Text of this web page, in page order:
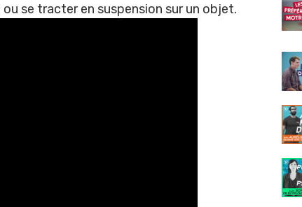
se tracter en suspension sur un objet.